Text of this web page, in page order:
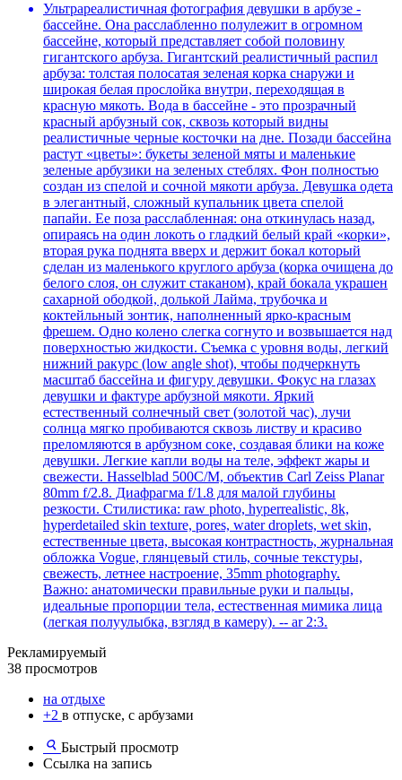
Ультрареалистичная фотография девушки в арбузе -
бассейне. Она расслабленно полулежит в огромном
бассейне, который представляет собой половину
гигантского арбуза. Гигантский реалистичный распил
арбуза: толстая полосатая зеленая корка снаружи и
широкая белая прослойка внутри, переходящая в
красную мякоть. Вода в бассейне - это прозрачный
красный арбузный сок, сквозь который видны
реалистичные черные косточки на дне. Позади бассейна
растут «цветы»: букеты зеленой мяты и маленькие
зеленые арбузики на зеленых стеблях. Фон полностью
создан из спелой и сочной мякоти арбуза. Девушка одета
в элегантный, сложный купальник цвета спелой
папайи. Ее поза расслабленная: она откинулась назад,
опираясь на один локоть о гладкий белый край «корки»,
вторая рука поднята вверх и держит бокал который
сделан из маленького круглого арбуза (корка очищена до
белого слоя, он служит стаканом), край бокала украшен
сахарной ободкой, долькой Лайма, трубочка и
коктейльный зонтик, наполненный ярко-красным
фрешем. Одно колено слегка согнуто и возвышается над
поверхностью жидкости. Съемка с уровня воды, легкий
нижний ракурс (low angle shot), чтобы подчеркнуть
масштаб бассейна и фигуру девушки. Фокус на глазах
девушки и фактуре арбузной мякоти. Яркий
естественный солнечный свет (золотой час), лучи
солнца мягко пробиваются сквозь листву и красиво
преломляются в арбузном соке, создавая блики на коже
девушки. Легкие капли воды на теле, эффект жары и
свежести. Hasselblad 500C/M, объектив Carl Zeiss Planar
80mm f/2.8. Диафрагма f/1.8 для малой глубины
резкости. Стилистика: raw photo, hyperrealistic, 8k,
hyperdetailed skin texture, pores, water droplets, wet skin,
естественные цвета, высокая контрастность, журнальная
обложка Vogue, глянцевый стиль, сочные текстуры,
свежесть, летнее настроение, 35mm photography.
Важно: анатомически правильные руки и пальцы,
идеальные пропорции тела, естественная мимика лица
(легкая полуулыбка, взгляд в камеру). -- ar 2:3.
Рекламируемый
38 просмотров
на отдыхе
+2 в отпуске, с арбузами
Быстрый просмотр
Ссылка на запись